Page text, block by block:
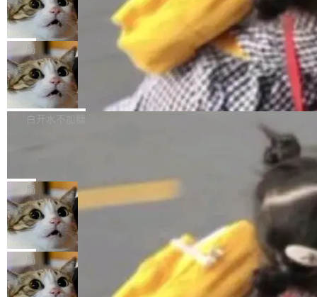
意味着一个无人看管的 AI 程序，在近半年时间
里日夜不停地"烧钱"。 复盘显示，...
而美国模型厂商在"闭门造车"。他的原话是 "buil
ding in silos"——各自为战，互不通气。 这个判
断从他嘴里说出来分量不同。Hugging Face 是
全球最大的开源 AI 平台，上面跑着上百万个模
型。谁在开源赛道上领先，...
序给别人用。偶尔有人自己写个博客系统、智能
家居控制、家庭实验室，都算稀奇事。 Crawsh
aw 是 Shelley 的作者，一个开源 AI coding age
nt。他最近在博客上写了一篇文章，核心论点很
简单：开发者工具必须开源。 理由不是传统的自
由软件情怀，而是一个跟 AI agent 直接相关的
技术判断。 两行 prompt 就能个性化任何软件 C
DeepSeek Harness 宣布内测邀请，全
网最大规模开源 Agent 路演现场诞生
一条内测招募帖，发出去的时候大概没人想到它
会变成一场开源 Agent 生态的路演。 8月1日，
DeepSeek Harness 团队负责人崔添翼（tiany
i）在 X 上发帖： 「如果你是 Agent Harness 相
关开源项目的开发者，希望参加 DeepSeek Har
ness 的内测，可以回复或私信联系我。请附上
Harness 负责把能力落到真实环境中——调用工
具、读写文件、管理上下文、处理错误、完成闭
环。崔添翼招人的标...
局
商汤 SenseNova U1.5-Lite-Preview
开源
商汤科技宣布面向社区开源轻量级统一多模态模
型的预览版本 SenseNova U1.5-Lite-Preview。
理解、推理、生成与编辑，还仅以 8B-MoT 的轻
量大小，将能力推进到4K、更精细的真实质感、
更复杂的视觉控制和可持续迭代编辑。 相比 U
1，U1.5-Lite-Preview 在以下方向上带来了显著
提升： 原生支持4K图像生成； 更精细的局部纹
理、细节与真实世界质感； 更准确的中英文文字
生成与复杂版式组织； 更稳定的图...
白开水不加糖
nap。这次是 hwctl——一个用来检查 Ubuntu
硬件认证状态的命令行工具。 Canonical 工程师
Alan Griffiths 在邮件列表中说得很直白：「hwc
tl 是一个 Ubuntu 专有的包，它和它的依赖项都
是 Ubuntu 专有的，不会用在其他发行版上。」
所以 deb 版本的受众实际上为零。既然只有 Ub
untu 用户在用，那用 snap 打包就没什么可纠结
局
Dario Amodei 担心新人来 Anthropic
只为金钱，不为使命
顶级 AI 研究员在两家公司之间来回跳，中间只
隔了几天。 Lilian Weng 上周刚宣布因健康原因
离开 Thinking Machines Lab，说自己作为联合
创始人的角色「太累了」。几天后，The Inform
局
FFmpeg 9.0 发布